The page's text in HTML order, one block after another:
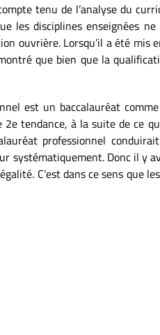
tenu de l’analyse du
les disciplines enseignées
ouvrière. Lorsqu’il a été mis
que bien que la
est un baccalauréat
tendance, à la suite de ce
professionnel
systématiquement. Donc il y
C’est dans ce sens que